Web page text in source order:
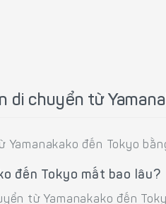
di chuyển từ
Yamanakako đến Tokyo
đến Tokyo mất bao lâu?
từ Yamanakako đến